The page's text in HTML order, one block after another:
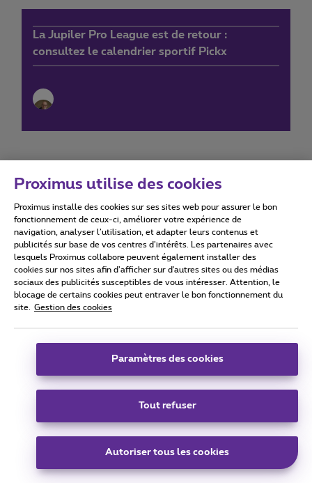
La Jupiler Pro League est de retour :
consultez le calendrier sportif Pickx
Conditions d'utilisation Accessibility statement
Tous droits réservés. © 2026
Conditions générales, info consommateur
Coordonnées de l’entreprise
Boulevard du Roi Albert II 27 - B-1030 Bruxelles.
Carrier & Wholesale Solutions
|Telindus
|Sitemap
Proximus utilise des cookies
Proximus installe des cookies sur ses sites web pour assurer le bon
fonctionnement de ceux-ci, améliorer votre expérience de
navigation, analyser l’utilisation, et adapter leurs contenus et
publicités sur base de vos centres d’intérêts. Les partenaires avec
lesquels Proximus collabore peuvent également installer des
cookies sur nos sites afin d’afficher sur d'autres sites ou des médias
sociaux des publicités susceptibles de vous intéresser. Attention, le
blocage de certains cookies peut entraver le bon fonctionnement du
site.
Gestion des cookies
Paramètres des cookies
Tout refuser
Autoriser tous les cookies